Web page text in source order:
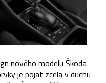
nového modelu Škoda
je pojat zcela v duchu